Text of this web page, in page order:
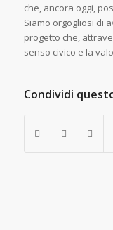
che, ancora oggi,
Siamo orgogliosi di
progetto che,
senso civico e la
Condividi